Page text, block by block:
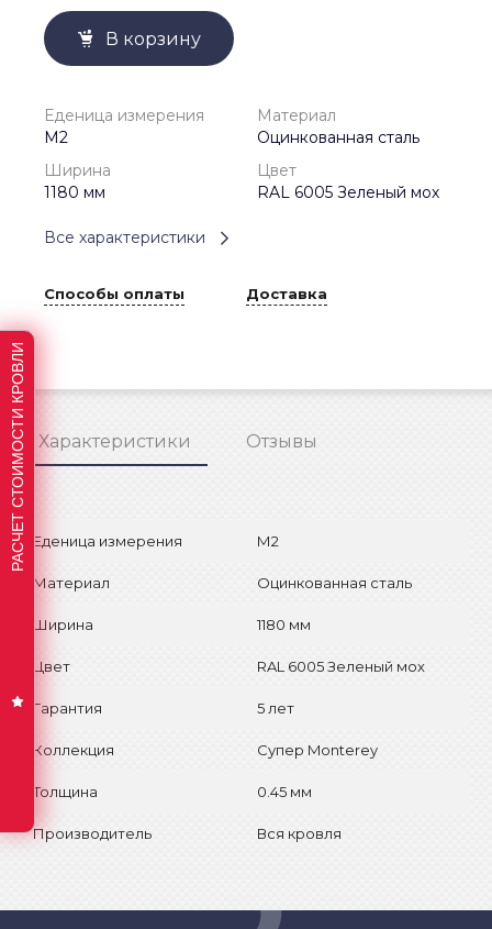
В корзину
Еденица измерения
М2
Материал
Оцинкованная сталь
Ширина
1180 мм
Цвет
RAL 6005 Зеленый мох
Все характеристики
Способы оплаты Доставка
Характеристики Отзывы
Еденица измерения М2
Материал Оцинкованная сталь
Ширина 1180 мм
Цвет RAL 6005 Зеленый мох
Гарантия 5 лет
Коллекция Супер Monterey
Толщина 0.45 мм
Производитель Вся кровля
РАСЧЕТ СТОИМОСТИ КРОВЛИ